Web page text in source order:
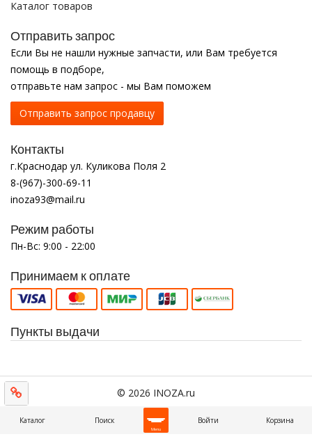
Каталог товаров
Отправить запрос
Если Вы не нашли нужные запчасти, или Вам требуется
помощь в подборе,
отправьте нам запрос - мы Вам поможем
Отправить запрос продавцу
Контакты
г.Краснодар ул. Куликова Поля 2
8-(967)-300-69-11
inoza93@mail.ru
Режим работы
Пн-Вс: 9:00 - 22:00
Принимаем к оплате
Пункты выдачи
© 2026 INOZA.ru